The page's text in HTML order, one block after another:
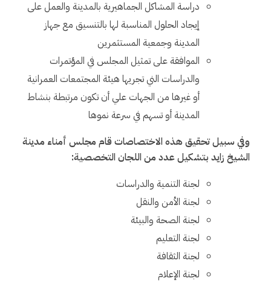
دراسة المشاكل الجماهيرية بالمدينة والعمل على
إيجاد الحلول المناسبة لها بالتنسيق مع جهاز
المدينة وجمعية المستثمرين
الموافقة على تمثيل المجلس في المؤتمرات
والدراسات الني تجريها هيئة المجتمعات العمرانية
أو غيرها من الجهات علي أن تكون مرتبطة بنشاط
المدينة أو تسهم في سرعة نموها
وفي سبيل تحقيق هذه الاختصاصات قام مجلس أمناء مدينة
الشيخ زايد بتشكيل عدد من اللجان التخصصية:
لجنة التنمية والدراسات
لجنة الأمن والنقل
لجنة الصحة والبيئة
لجنة التعليم
لجنة الثقافة
لجنة الإعلام